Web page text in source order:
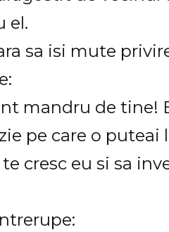
el.
sa isi mute
mandru de tine!
pe care o puteai
cresc eu si sa